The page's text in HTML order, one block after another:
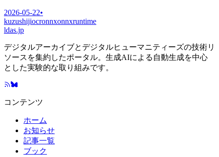
2026-05-22•
kuzushijiocronnxonnxruntime
ldas.jp
デジタルアーカイブとデジタルヒューマニティーズの技術リ
ソースを集約したポータル。生成AIによる自動生成を中心
とした実験的な取り組みです。
コンテンツ
ホーム
お知らせ
記事一覧
ブック